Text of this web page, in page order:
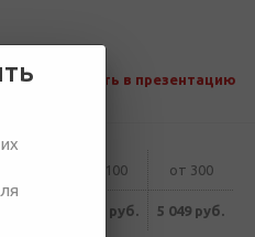
Добавить в презентацию
от 100 от 300
5 143 руб. 5 049 руб.